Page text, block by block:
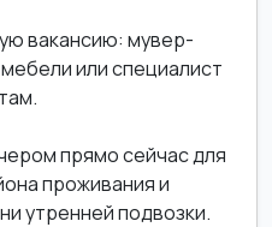
вакансию: мувер-
или специалист
прямо сейчас для
проживания и
утренней подвозки.